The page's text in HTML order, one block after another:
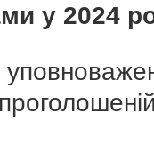
у 2024